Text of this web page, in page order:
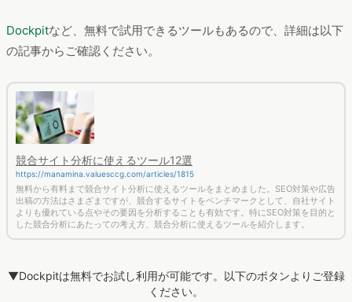
Dockpitなど、無料で試用できるツールもあるので、詳細は以下
の記事からご確認ください。
競合サイト分析に使えるツール12選
https://manamina.valuesccg.com/articles/1815
無料から有料まで競合サイト分析に使えるツールをまとめました。SEO対策や広告
出稿の方法はさまざまですが、競合するサイトをベンチマークとして、自社サイト
よりも優れている点やその要因を分析することも有効です。特にSEO対策を目的と
した競合分析にあたっての考え方、競合分析に使えるツールを紹介します。
▼Dockpitは無料でお試し利用が可能です。以下のボタンよりご登録
ください。